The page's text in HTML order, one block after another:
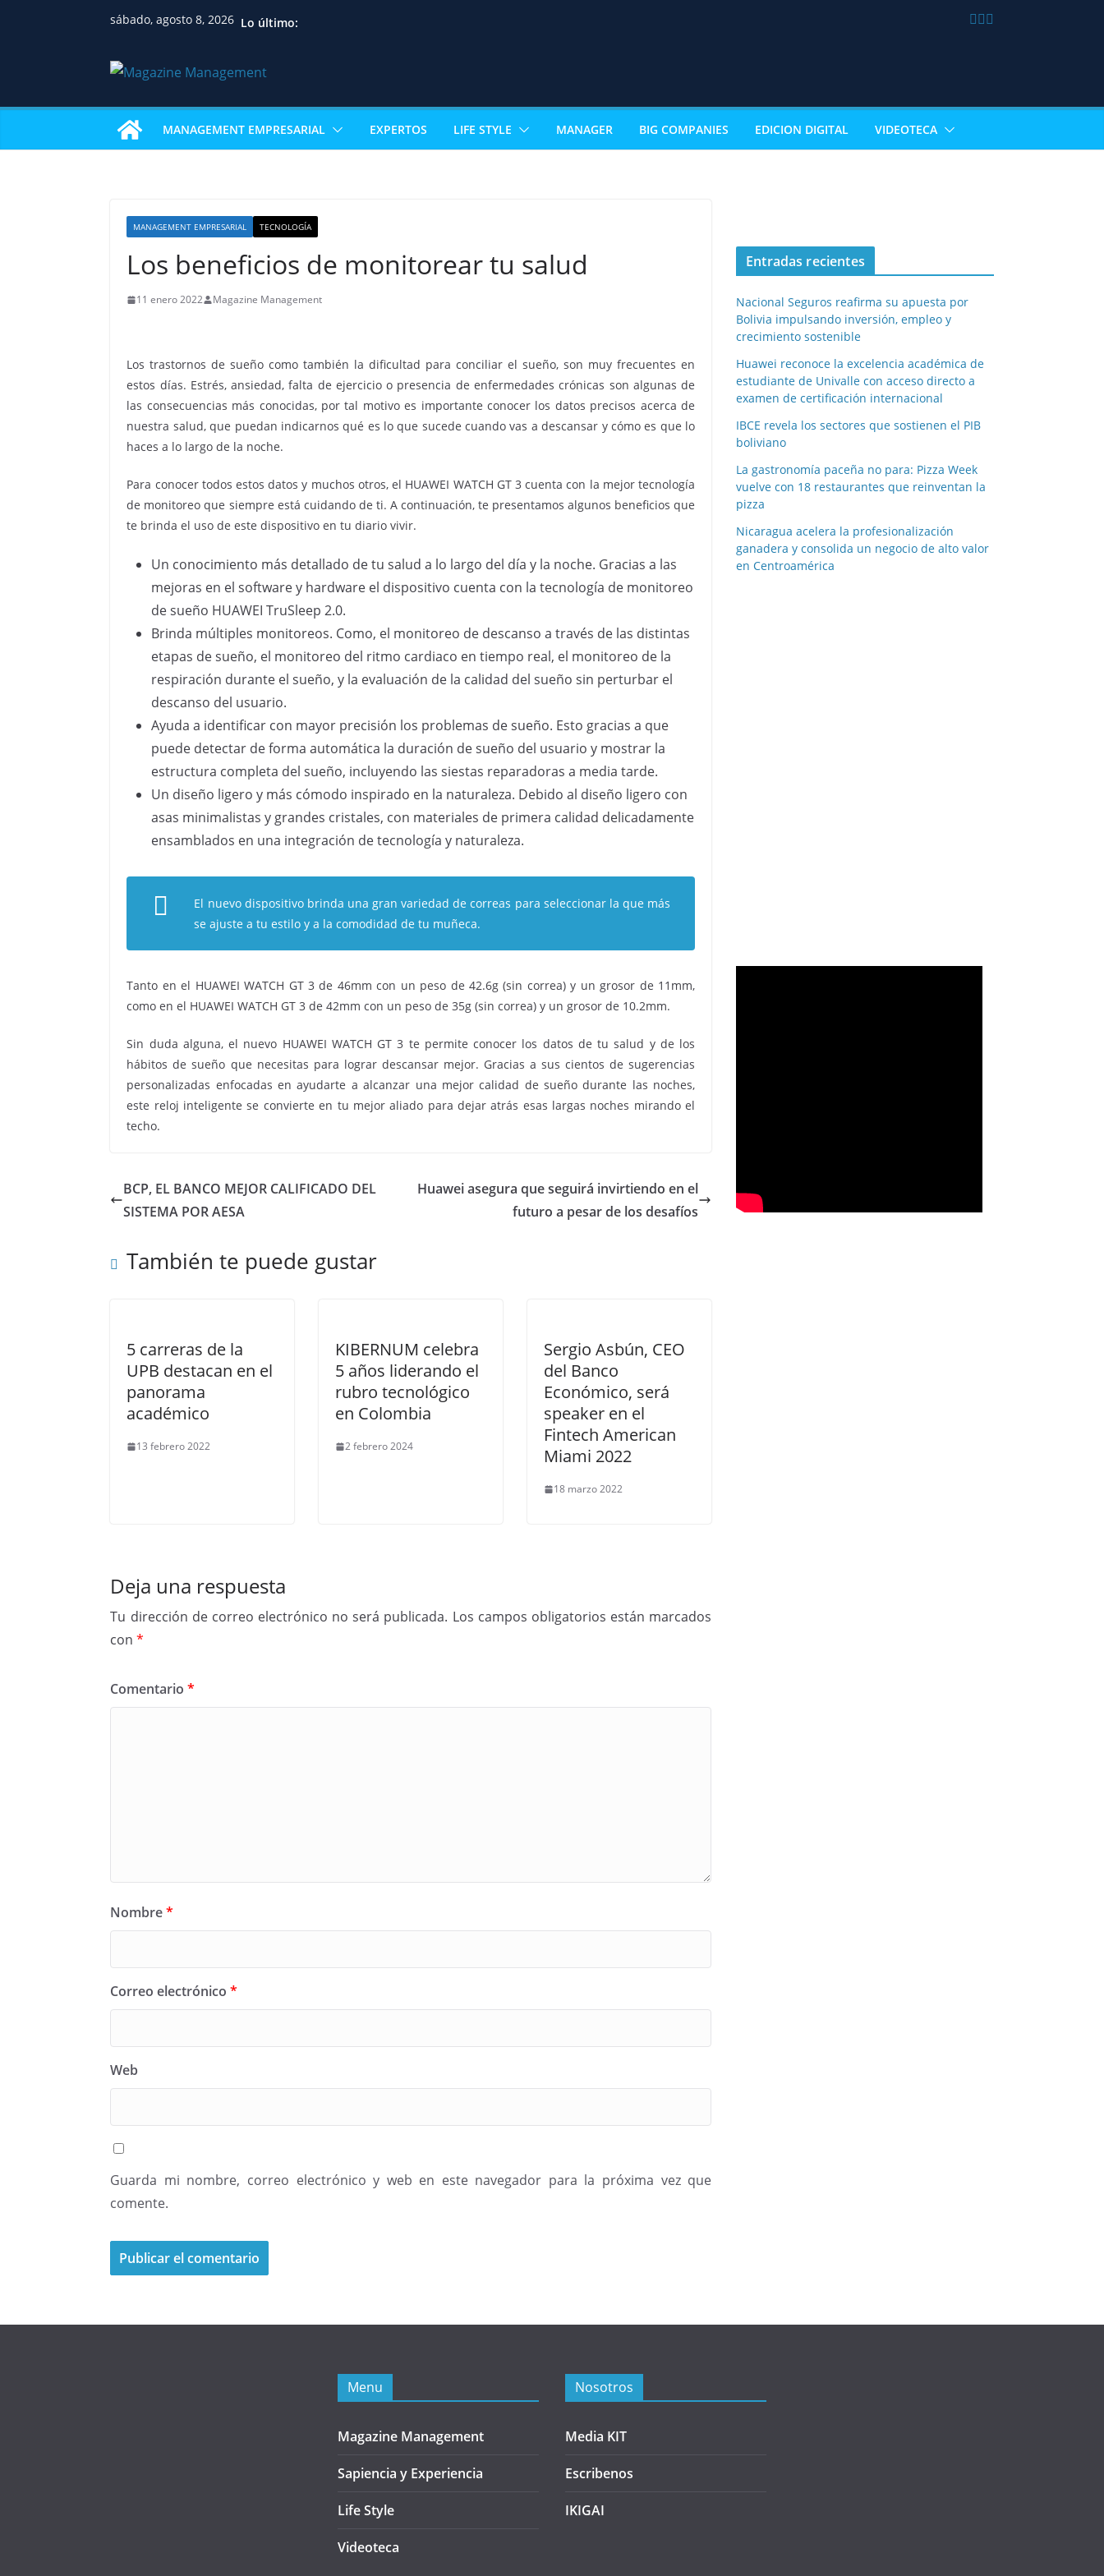
sábado, agosto 8, 2026 Lo último:
MANAGEMENT EMPRESARIAL EXPERTOS LIFE STYLE MANAGER BIG COMPANIES EDICION DIGITAL VIDEOTECA
MANAGEMENT EMPRESARIAL TECNOLOGÍA
Los beneficios de monitorear tu salud
11 enero 2022 Magazine Management
Los trastornos de sueño como también la dificultad para conciliar el sueño, son muy frecuentes en
estos días. Estrés, ansiedad, falta de ejercicio o presencia de enfermedades crónicas son algunas de
las consecuencias más conocidas, por tal motivo es importante conocer los datos precisos acerca de
nuestra salud, que puedan indicarnos qué es lo que sucede cuando vas a descansar y cómo es que lo
haces a lo largo de la noche.
Para conocer todos estos datos y muchos otros, el HUAWEI WATCH GT 3 cuenta con la mejor tecnología
de monitoreo que siempre está cuidando de ti. A continuación, te presentamos algunos beneficios que
te brinda el uso de este dispositivo en tu diario vivir.
Un conocimiento más detallado de tu salud a lo largo del día y la noche. Gracias a las
mejoras en el software y hardware el dispositivo cuenta con la tecnología de monitoreo
de sueño HUAWEI TruSleep 2.0.
Brinda múltiples monitoreos. Como, el monitoreo de descanso a través de las distintas
etapas de sueño, el monitoreo del ritmo cardiaco en tiempo real, el monitoreo de la
respiración durante el sueño, y la evaluación de la calidad del sueño sin perturbar el
descanso del usuario.
Ayuda a identificar con mayor precisión los problemas de sueño. Esto gracias a que
puede detectar de forma automática la duración de sueño del usuario y mostrar la
estructura completa del sueño, incluyendo las siestas reparadoras a media tarde.
Un diseño ligero y más cómodo inspirado en la naturaleza. Debido al diseño ligero con
asas minimalistas y grandes cristales, con materiales de primera calidad delicadamente
ensamblados en una integración de tecnología y naturaleza.
El nuevo dispositivo brinda una gran variedad de correas para seleccionar la que más
se ajuste a tu estilo y a la comodidad de tu muñeca.
Tanto en el HUAWEI WATCH GT 3 de 46mm con un peso de 42.6g (sin correa) y un grosor de 11mm,
como en el HUAWEI WATCH GT 3 de 42mm con un peso de 35g (sin correa) y un grosor de 10.2mm.
Sin duda alguna, el nuevo HUAWEI WATCH GT 3 te permite conocer los datos de tu salud y de los
hábitos de sueño que necesitas para lograr descansar mejor. Gracias a sus cientos de sugerencias
personalizadas enfocadas en ayudarte a alcanzar una mejor calidad de sueño durante las noches,
este reloj inteligente se convierte en tu mejor aliado para dejar atrás esas largas noches mirando el
techo.
BCP, EL BANCO MEJOR CALIFICADO DEL
SISTEMA POR AESA
Huawei asegura que seguirá invirtiendo en el
futuro a pesar de los desafíos
También te puede gustar
5 carreras de la
UPB destacan en el
panorama
académico
13 febrero 2022
KIBERNUM celebra
5 años liderando el
rubro tecnológico
en Colombia
2 febrero 2024
Sergio Asbún, CEO
del Banco
Económico, será
speaker en el
Fintech American
Miami 2022
18 marzo 2022
Deja una respuesta
Tu dirección de correo electrónico no será publicada. Los campos obligatorios están marcados
con*
Comentario*
Nombre*
Correo electrónico*
Web
Guarda mi nombre, correo electrónico y web en este navegador para la próxima vez que
comente.
Entradas recientes
Nacional Seguros reafirma su apuesta por
Bolivia impulsando inversión, empleo y
crecimiento sostenible
Huawei reconoce la excelencia académica de
estudiante de Univalle con acceso directo a
examen de certificación internacional
IBCE revela los sectores que sostienen el PIB
boliviano
La gastronomía paceña no para: Pizza Week
vuelve con 18 restaurantes que reinventan la
pizza
Nicaragua acelera la profesionalización
ganadera y consolida un negocio de alto valor
en Centroamérica
Menu
Magazine Management
Sapiencia y Experiencia
Life Style
Videoteca
Nosotros
Media KIT
Escribenos
IKIGAI